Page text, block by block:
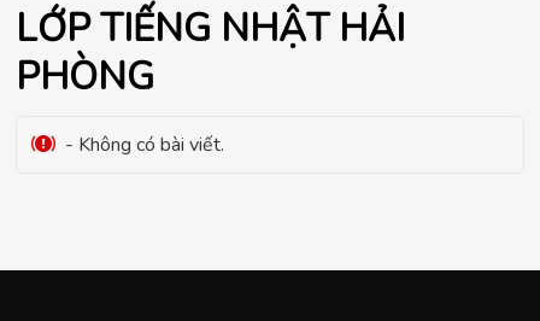
LỚP TIẾNG NHẬT HẢI
PHÒNG
- Không có bài viết.